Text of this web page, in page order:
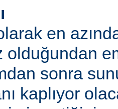
en
olduğundan
sonra
kaplıyor